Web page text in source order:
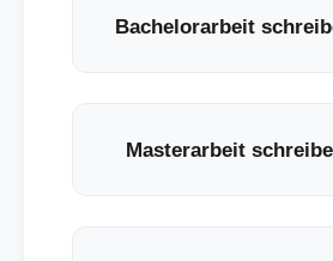
Bachelorarbeit
Masterarbeit